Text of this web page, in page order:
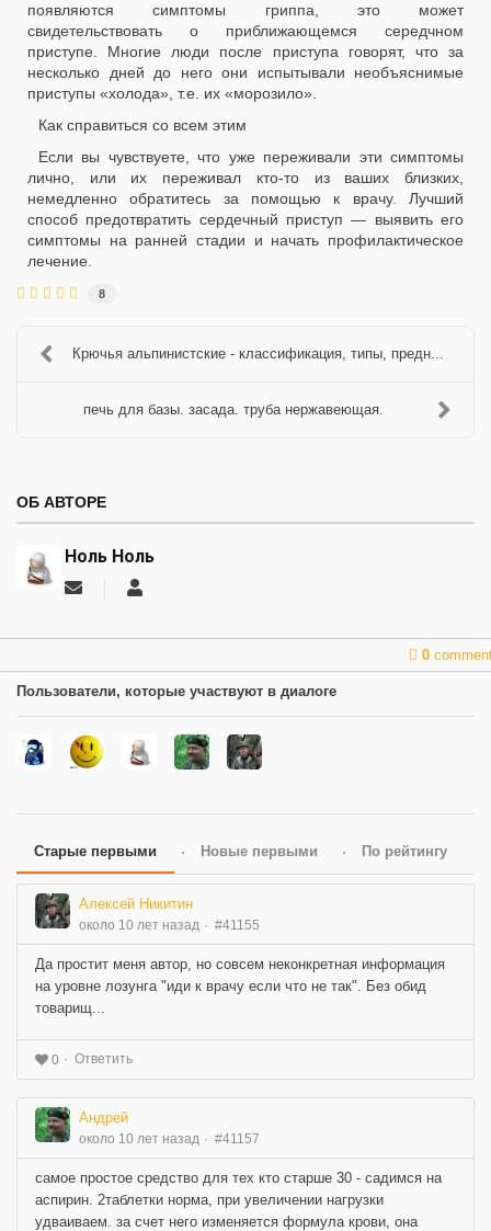
появляются симптомы гриппа, это может
свидетельствовать о приближающемся середчном
приступе. Многие люди после приступа говорят, что за
несколько дней до него они испытывали необъяснимые
приступы «холода», т.е. их «морозило».
Как справиться со всем этим
Если вы чувствуете, что уже переживали эти симптомы
лично, или их переживал кто-то из ваших близких,
немедленно обратитесь за помощью к врачу. Лучший
способ предотвратить сердечный приступ — выявить его
симптомы на ранней стадии и начать профилактическое
лечение.
8
Крючья альпинистские - классификация, типы, предн...
печь для базы. засада. труба нержавеющая.
ОБ АВТОРЕ
Ноль Ноль
Подписаться
0
Пользователи, которые участвуют в диалоге
Старые первыми Новые первыми По рейтингу
Алексей Никитин
около 10 лет назад #41155
Да простит меня автор, но совсем неконкретная информация
на уровне лозунга "иди к врачу если что не так". Без обид
товарищ...
0 Ответить
Андрей
около 10 лет назад #41157
самое простое средство для тех кто старше 30 - садимся на
аспирин. 2таблетки норма, при увеличении нагрузки
удваиваем. за счет него изменяется формула крови, она